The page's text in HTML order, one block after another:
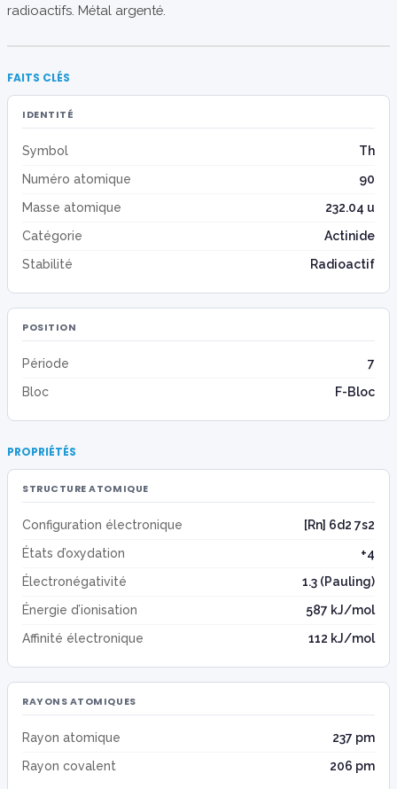
radioactifs. Métal argenté.
FAITS CLÉS
IDENTITÉ
Symbol
Th
Numéro atomique
90
Masse atomique
232.04 u
Catégorie
Actinide
Stabilité
Radioactif
POSITION
Période
7
Bloc
F-Bloc
PROPRIÉTÉS
STRUCTURE ATOMIQUE
Configuration électronique
[Rn] 6d2 7s2
États d’oxydation
+4
Électronégativité
1.3 (Pauling)
Énergie d’ionisation
587 kJ/mol
Affinité électronique
112 kJ/mol
RAYONS ATOMIQUES
Rayon atomique
237 pm
Rayon covalent
206 pm